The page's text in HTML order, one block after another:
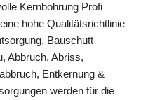
Kernbohrung Profi
hohe Qualitätsrichtlinie
Bauschutt
Abbruch, Abriss,
Entkernung &
werden für die